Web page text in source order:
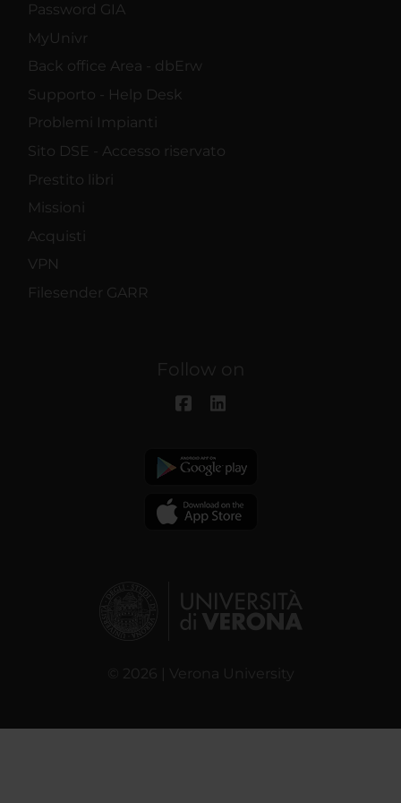
Password GIA
MyUnivr
Back office Area - dbErw
Supporto - Help Desk
Problemi Impianti
Sito DSE - Accesso riservato
Prestito libri
Missioni
Acquisti
VPN
Filesender GARR
Follow on
© 2026 | Verona University